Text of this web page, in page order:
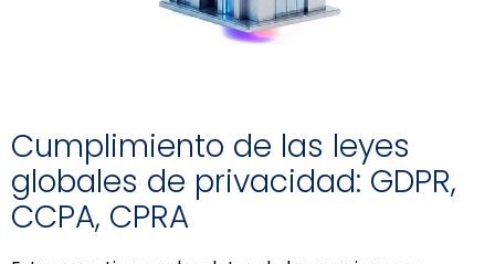
Cumplimiento de las leyes
globales de privacidad: GDPR,
CCPA, CPRA